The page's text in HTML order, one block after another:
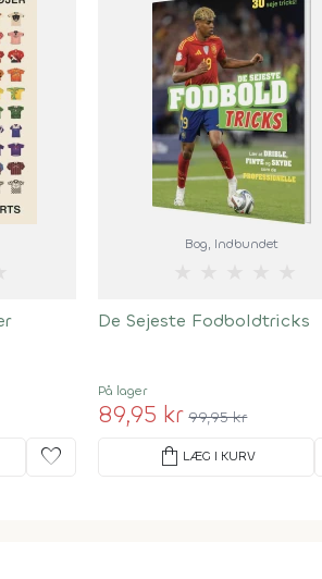
favorite
Bog, Indbundet
De Sejeste Fodboldtricks
På lager
89,95 kr 99,95 kr
shopping_bag LÆG I KURV